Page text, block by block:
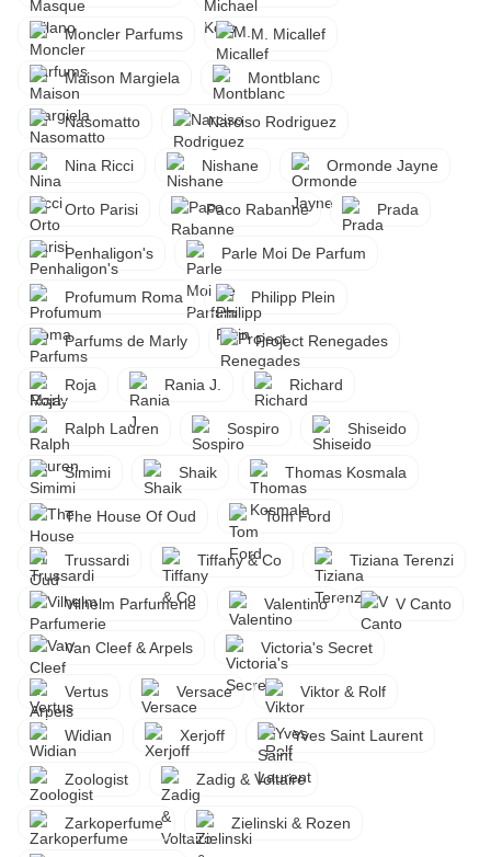
Moncler Parfums M. Micallef
Maison Margiela Montblanc
Nasomatto Narciso Rodriguez
Nina Ricci Nishane Ormonde Jayne
Orto Parisi Paco Rabanne Prada
Penhaligon's Parle Moi De Parfum
Profumum Roma Philipp Plein
Parfums de Marly Project Renegades
Roja Rania J. Richard
Ralph Lauren Sospiro Shiseido
Simimi Shaik Thomas Kosmala
The House Of Oud Tom Ford
Trussardi Tiffany & Co Tiziana Terenzi
Vilhelm Parfumerie Valentino V Canto
Van Cleef & Arpels Victoria's Secret
Vertus Versace Viktor & Rolf
Widian Xerjoff Yves Saint Laurent
Zoologist Zadig & Voltaire
Zarkoperfume Zielinski & Rozen